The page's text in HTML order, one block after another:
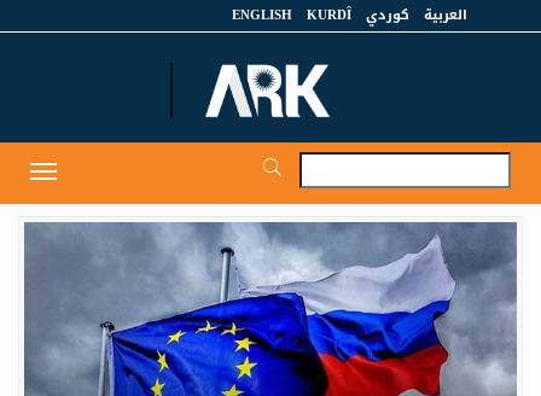
العربية كوردي KURDÎ
ENGLISH